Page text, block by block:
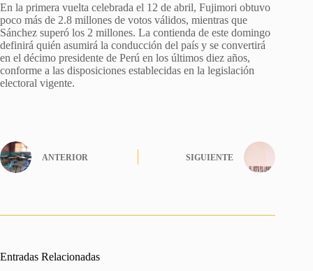
En la primera vuelta celebrada el 12 de abril, Fujimori obtuvo
poco más de 2.8 millones de votos válidos, mientras que
Sánchez superó los 2 millones. La contienda de este domingo
definirá quién asumirá la conducción del país y se convertirá
en el décimo presidente de Perú en los últimos diez años,
conforme a las disposiciones establecidas en la legislación
electoral vigente.
ANTERIOR SIGUIENTE
Entradas Relacionadas